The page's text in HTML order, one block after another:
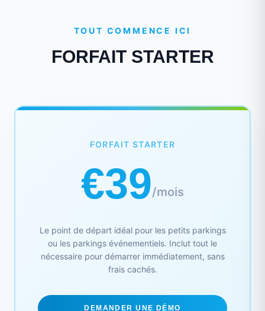
TOUT COMMENCE ICI
FORFAIT STARTER
FORFAIT STARTER
€39/mois
Le point de départ idéal pour les petits parkings
ou les parkings événementiels. Inclut tout le
nécessaire pour démarrer immédiatement, sans
frais cachés.
DEMANDER UNE DÉMO